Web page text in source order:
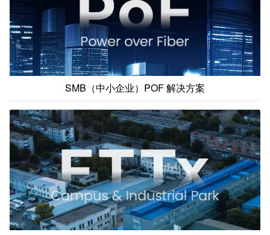
SMB（中小企业）POF 解决方案